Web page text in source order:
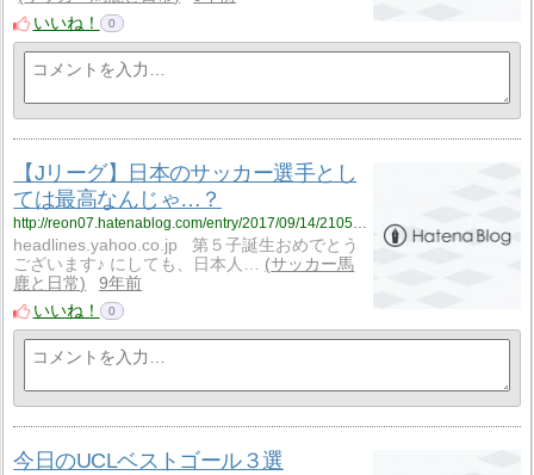
いいね！
0
【Jリーグ】日本のサッカー選手とし
ては最高なんじゃ…？
http://reon07.hatenablog.com/entry/2017/09/14/210521
headlines.yahoo.co.jp 第５子誕生おめでとう
ございます♪ にしても、日本人…
サッカー馬
鹿と日常
9年前
いいね！
0
今日のUCLベストゴール３選